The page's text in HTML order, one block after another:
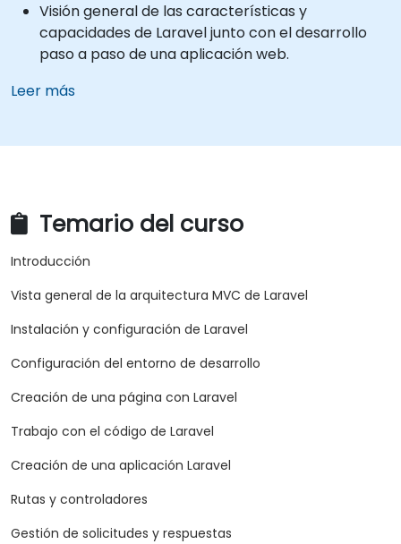
Visión general de las características y
capacidades de Laravel junto con el desarrollo
paso a paso de una aplicación web.
Leer más
Temario del curso
Introducción
Vista general de la arquitectura MVC de Laravel
Instalación y configuración de Laravel
Configuración del entorno de desarrollo
Creación de una página con Laravel
Trabajo con el código de Laravel
Creación de una aplicación Laravel
Rutas y controladores
Gestión de solicitudes y respuestas